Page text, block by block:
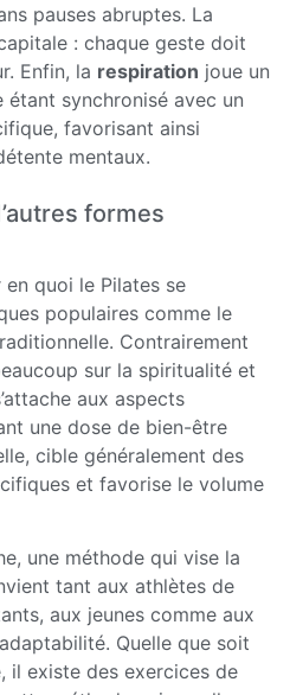
pauses abruptes. La
: chaque geste doit
Enfin, la respiration joue un
synchronisé avec un
favorisant ainsi
mentaux.
formes
quoi le Pilates se
populaires comme le
Contrairement
sur la spiritualité et
aux aspects
une dose de bien-être
cible généralement des
et favorise le volume
une méthode qui vise la
tant aux athlètes de
aux jeunes comme aux
Quelle que soit
il existe des exercices de